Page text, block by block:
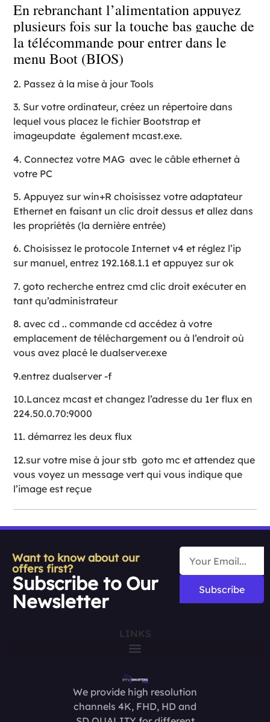
En rebranchant l’alimentation appuyez
plusieurs fois sur la touche bas gauche de
la télécommande pour entrer dans le
menu Boot (BIOS)
2. Passez à la mise à jour Tools
3. Sur votre ordinateur, créez un répertoire dans
lequel vous placez le fichier Bootstrap et
imageupdate également mcast.exe.
4. Connectez votre MAG avec le câble ethernet à
votre PC
5. Appuyez sur win+R choisissez votre adaptateur
Ethernet en faisant un clic droit dessus et allez dans
les propriétés (la dernière entrée)
6. Choisissez le protocole Internet v4 et réglez l’ip
sur manuel, entrez 192.168.1.1 et appuyez sur ok
7. goto recherche entrez cmd clic droit exécuter en
tant qu’administrateur
8. avec cd .. commande cd accédez à votre
emplacement de téléchargement ou à l’endroit où
vous avez placé le dualserver.exe
9.entrez dualserver -f
10.Lancez mcast et changez l’adresse du 1er flux en
224.50.0.70:9000
11. démarrez les deux flux
12.sur votre mise à jour stb goto mc et attendez que
vous voyez un message vert qui vous indique que
l’image est reçue
Want to know about our
offers first?
Subscribe to Our
Newsletter
Subscribe
LINKS
We provide high resolution
channels 4K, FHD, HD and